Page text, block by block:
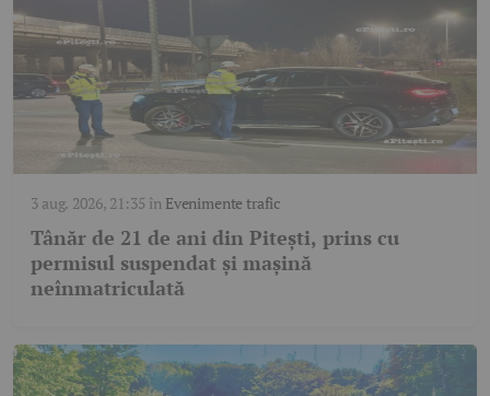
3 aug. 2026, 21:35 în Evenimente trafic
Tânăr de 21 de ani din Pitești, prins cu
permisul suspendat și mașină
neînmatriculată